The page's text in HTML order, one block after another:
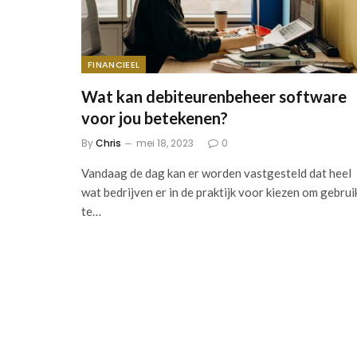
FINANCIEEL
Wat kan debiteurenbeheer software
voor jou betekenen?
ByChris mei 18, 2023 0
Vandaag de dag kan er worden vastgesteld dat heel
wat bedrijven er in de praktijk voor kiezen om
te…